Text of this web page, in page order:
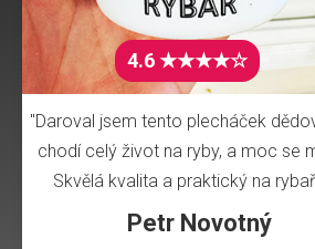
4.6 ★★★★☆
"Daroval jsem tento plecháček
chodí celý život na ryby, a moc se
Skvělá kvalita a praktický na
Petr Novotný